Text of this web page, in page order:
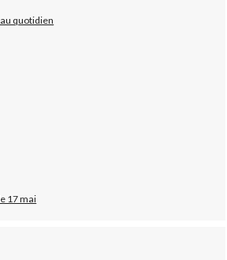
quotidien
17 mai